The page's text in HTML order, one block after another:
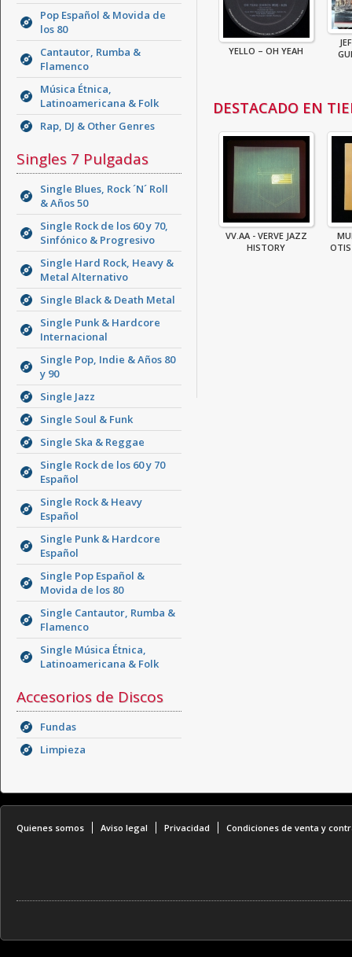
Pop Español & Movida de
los 80
Cantautor, Rumba &
Flamenco
Música Étnica,
Latinoamericana & Folk
Rap, DJ & Other Genres
Singles 7 Pulgadas
Single Blues, Rock ´N´ Roll
& Años 50
Single Rock de los 60 y 70,
Sinfónico & Progresivo
Single Hard Rock, Heavy &
Metal Alternativo
Single Black & Death Metal
Single Punk & Hardcore
Internacional
Single Pop, Indie & Años 80
y 90
Single Jazz
Single Soul & Funk
Single Ska & Reggae
Single Rock de los 60 y 70
Español
Single Rock & Heavy
Español
Single Punk & Hardcore
Español
Single Pop Español &
Movida de los 80
Single Cantautor, Rumba &
Flamenco
Single Música Étnica,
Latinoamericana & Folk
Accesorios de Discos
Fundas
Limpieza
YELLO – OH YEAH
DESTACADO EN
VV.AA - VERVE JAZZ
HISTORY
Quienes somos Aviso legal Privacidad Condiciones de venta y